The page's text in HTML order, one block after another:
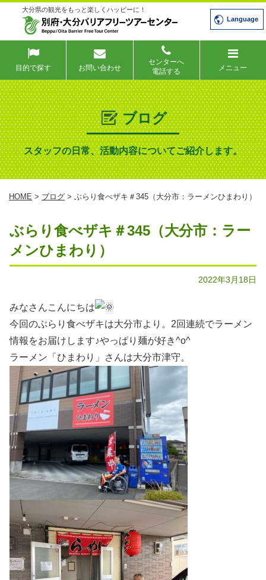
大分県の観光をもっと楽しくハッピーに！
Language
目的で探す お問い合わせ
センターへ
電話する
メニュー
ブログ
スタッフの日常、活動内容についてご紹介します。
HOME > ブログ > ぶらり食べザキ＃345（大分市：ラーメンひまわり）
ぶらり食べザキ＃345（大分市：ラー
メンひまわり）
2022年3月18日
みなさんこんにちは
今回のぶらり食べザキは大分市より。2回連続でラーメン
情報をお届けします♪やっぱり麺が好き^o^
ラーメン「ひまわり」さんは大分市津守。